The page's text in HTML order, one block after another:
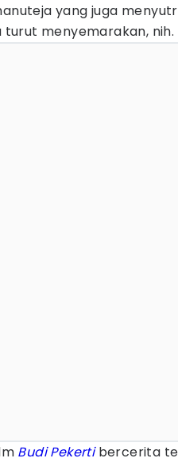
yang juga
turut menyemarakan, nih.
Budi Pekertibercerita